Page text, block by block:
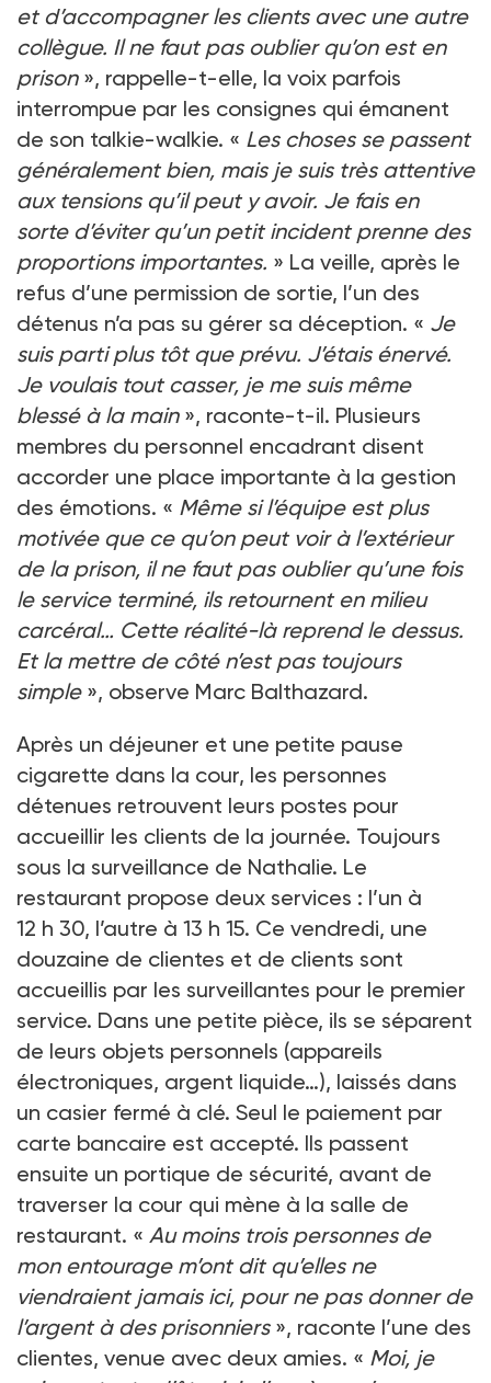
et d’accompagner les clients avec une autre
collègue. Il ne faut pas oublier qu’on est en
prison», rappelle-t-elle, la voix parfois
interrompue par les consignes qui émanent
de son talkie-walkie. « Les choses se passent
généralement bien, mais je suis très attentive
aux tensions qu’il peut y avoir. Je fais en
sorte d’éviter qu’un petit incident prenne des
proportions importantes. » La veille, après le
refus d’une permission de sortie, l’un des
détenus n’a pas su gérer sa déception. « Je
suis parti plus tôt que prévu. J’étais énervé.
Je voulais tout casser, je me suis même
blessé à la main», raconte-t-il. Plusieurs
membres du personnel encadrant disent
accorder une place importante à la gestion
des émotions. « Même si l’équipe est plus
motivée que ce qu’on peut voir à l’extérieur
de la prison, il ne faut pas oublier qu’une fois
le service terminé, ils retournent en milieu
carcéral… Cette réalité-là reprend le dessus.
Et la mettre de côté n’est pas toujours
simple», observe Marc Balthazard.
Après un déjeuner et une petite pause
cigarette dans la cour, les personnes
détenues retrouvent leurs postes pour
accueillir les clients de la journée. Toujours
sous la surveillance de Nathalie. Le
restaurant propose deux services : l’un à
12 h 30, l’autre à 13 h 15. Ce vendredi, une
douzaine de clientes et de clients sont
accueillis par les surveillantes pour le premier
service. Dans une petite pièce, ils se séparent
de leurs objets personnels (appareils
électroniques, argent liquide…), laissés dans
un casier fermé à clé. Seul le paiement par
carte bancaire est accepté. Ils passent
ensuite un portique de sécurité, avant de
traverser la cour qui mène à la salle de
restaurant. « Au moins trois personnes de
mon entourage m’ont dit qu’elles ne
viendraient jamais ici, pour ne pas donner de
l’argent à des prisonniers», raconte l’une des
clientes, venue avec deux amies. « Moi, je